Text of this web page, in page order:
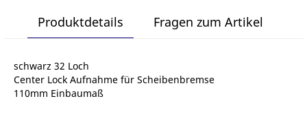
Produktdetails Fragen zum Artikel
schwarz 32 Loch
Center Lock Aufnahme für Scheibenbremse
110mm Einbaumaß